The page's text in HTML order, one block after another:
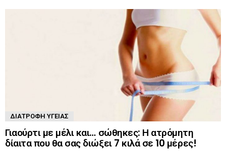
ΔΙΑΤΡΟΦΉ ΥΓΕΊΑΣ
Γιαούρτι με μέλι και… σώθηκες: Η ατρόμητη
δίαιτα που θα σας διώξει 7 κιλά σε 10 μέρες!